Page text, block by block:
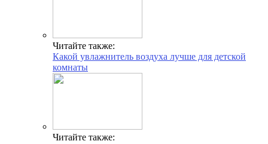
Читайте также:
Какой увлажнитель воздуха лучше для детской
комнаты
Читайте также: